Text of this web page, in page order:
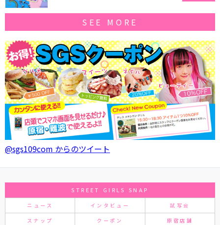
SEE MORE
@sgs109com からのツイート
STREET GIRLS SNAP
ニュース インタビュー 試写会
スナップ クーポン 原宿店舗